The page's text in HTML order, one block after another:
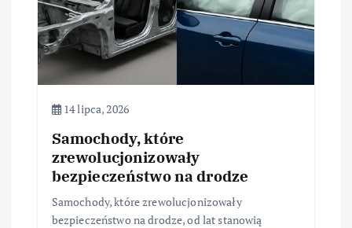
s
u
14 lipca, 2026
Samochody, które
zrewolucjonizowały
bezpieczeństwo na drodze
Samochody, które zrewolucjonizowały
bezpieczeństwo na drodze, od lat stanowią